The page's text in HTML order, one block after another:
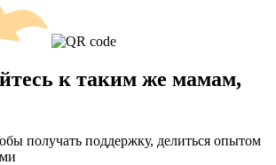
к таким же мамам,
получать поддержку, делиться опытом